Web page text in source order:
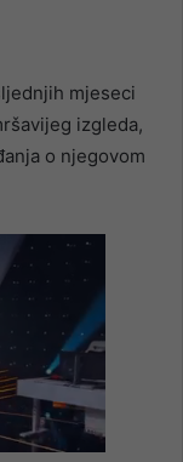
mjeseci
izgleda,
o njegovom